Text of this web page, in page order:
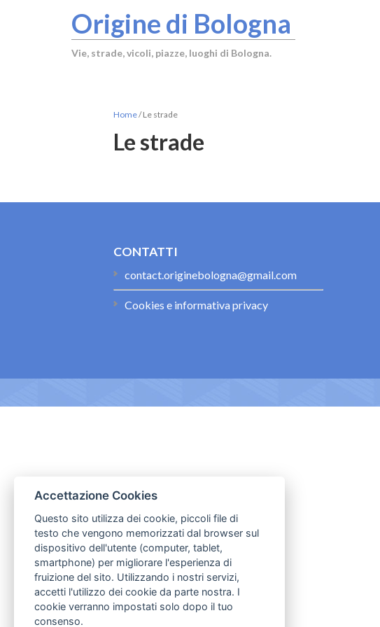
Origine di Bologna
Vie, strade, vicoli, piazze, luoghi di Bologna.
Home/Le strade
Le strade
CONTATTI
contact.originebologna@gmail.com
Cookies e informativa privacy
Accettazione Cookies
Questo sito utilizza dei cookie, piccoli file di
testo che vengono memorizzati dal browser sul
dispositivo dell'utente (computer, tablet,
smartphone) per migliorare l'esperienza di
fruizione del sito. Utilizzando i nostri servizi,
accetti l'utilizzo dei cookie da parte nostra. I
cookie verranno impostati solo dopo il tuo
consenso.